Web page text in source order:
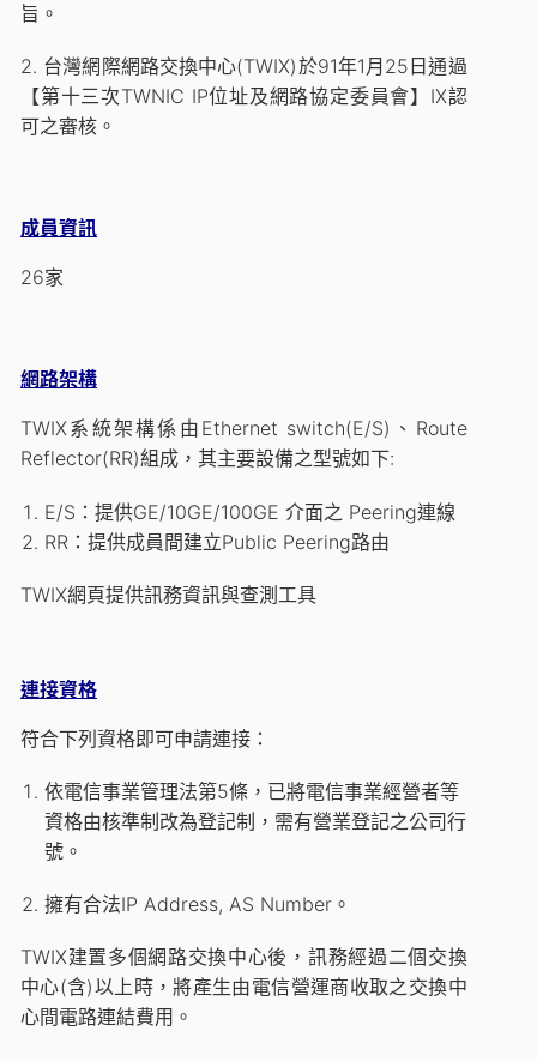
旨。
2. 台灣網際網路交換中心(TWIX)於91年1月25日通過
【第十三次TWNIC IP位址及網路協定委員會】IX認
可之審核。
成員資訊
26家
網路架構
TWIX系統架構係由Ethernet switch(E/S)、Route
Reflector(RR)組成，其主要設備之型號如下:
E/S：提供GE/10GE/100GE 介面之 Peering連線
RR：提供成員間建立Public Peering路由
TWIX網頁提供訊務資訊與查測工具
連接資格
符合下列資格即可申請連接：
依電信事業管理法第5條，已將電信事業經營者等
資格由核準制改為登記制，需有營業登記之公司行
號。
擁有合法IP Address, AS Number。
TWIX建置多個網路交換中心後，訊務經過二個交換
中心(含)以上時，將產生由電信營運商收取之交換中
心間電路連結費用。